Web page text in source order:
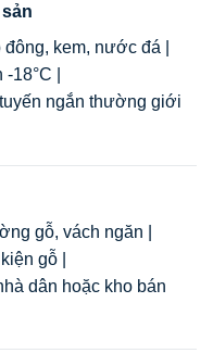
kem, nước đá |
18°C |
ngắn thường giới
gỗ, vách ngăn |
gỗ |
dân hoặc kho bán